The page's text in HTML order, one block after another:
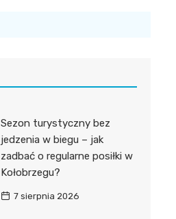
Sezon turystyczny bez
jedzenia w biegu – jak
zadbać o regularne posiłki w
Kołobrzegu?
7 sierpnia 2026